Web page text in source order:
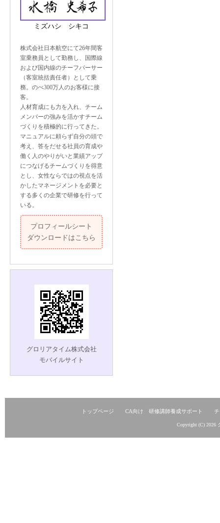
ミズハシ シキコ
株式会社日本航空にて26年間客
室乗務員として勤務し、国際線
および国内線のチーフパーサー
（客室統括責任者）として乗
務。のべ300万人のお客様に接
客。
人材育成にも力を入れ、チーム
メンバーの強みを活かすチーム
づくりを積極的に行ってきた。
マニュアルに頼らず自分の頭で
考え、答をだせる社員の育成や
働く人のやりがいと業績アップ
につなげるチームづくりを得意
とし、女性ならではの視点を活
かしたマネージメントを必要と
する多くの企業で研修を行って
いる。
プロフィールシート
ダウンロードはこちら
グロリアタイム株式会社
モバイルサイト
トップページ CA向け 研修講師養成サポート
Copyright (C) 2026